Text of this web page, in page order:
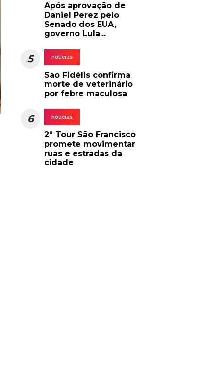
Após aprovação de
Daniel Perez pelo
Senado dos EUA,
governo Lula...
5 noticias
São Fidélis confirma
morte de veterinário
por febre maculosa
6 noticias
2º Tour São Francisco
promete movimentar
ruas e estradas da
cidade